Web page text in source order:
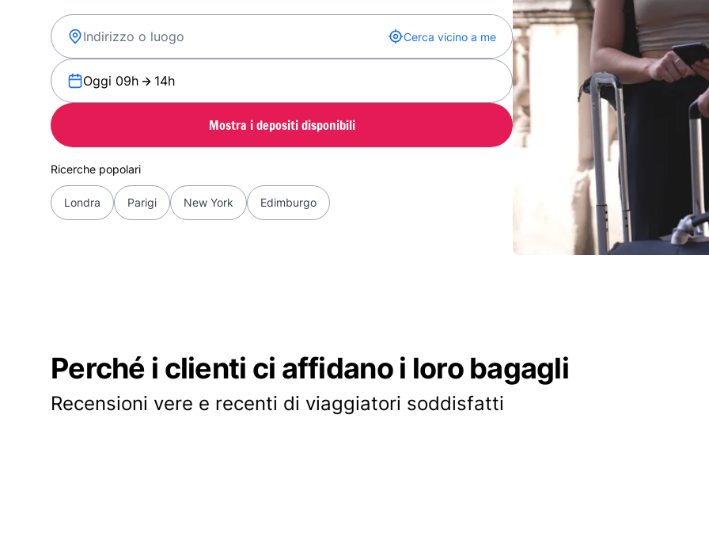
Cerca vicino a me
Oggi 09h 14h
Mostra i depositi disponibili
Ricerche popolari
Londra Parigi New York Edimburgo
Perché i clienti ci affidano i loro bagagli
Recensioni vere e recenti di viaggiatori soddisfatti